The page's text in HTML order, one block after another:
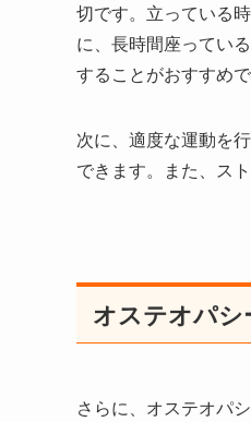
切です。立っている
に、長時間座ってい
することがおすすめで
次に、適度な運動を
できます。また、ス
オステオパシ
さらに、オステオパ